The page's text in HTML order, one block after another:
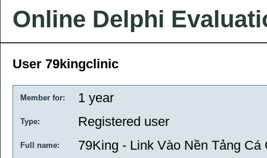
Online Delphi
User 79kingclinic
Member for: 1 year
Type: Registered user
Full name: 79King - Link Vào Nền Tảng